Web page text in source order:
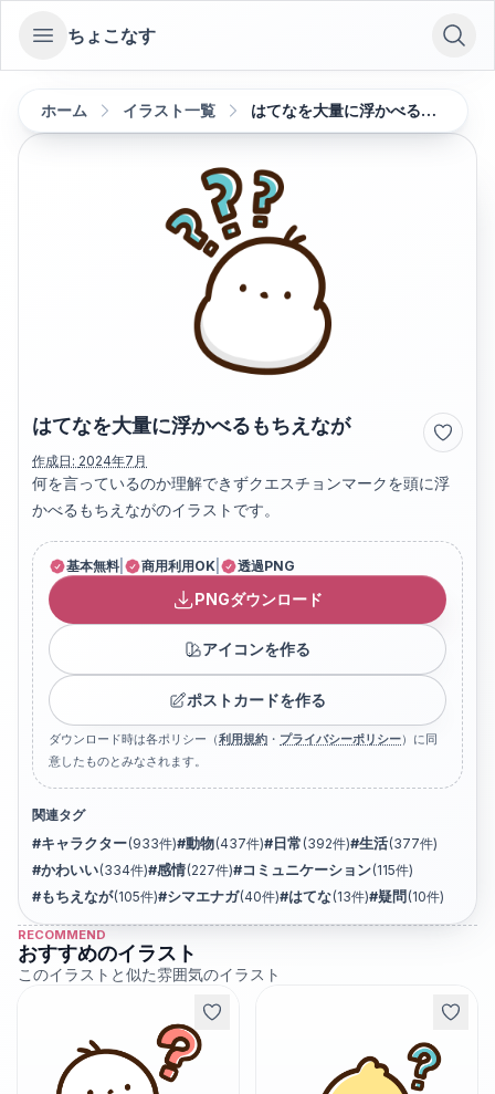
Open sidebar
ちょこなす
ホーム イラスト一覧 はてなを大量に浮かべるもちえなが
はてなを大量に浮かべるもちえなが
作成日: 2024年7月
何を言っているのか理解できずクエスチョンマークを頭に浮
かべるもちえながのイラストです。
基本無料 商用利用OK 透過PNG
PNGダウンロード
アイコンを作る
ポストカードを作る
ダウンロード時は各ポリシー（利用規約 ・ プライバシーポリシー）に同
意したものとみなされます。
関連タグ
#キャラクター(933件)#動物(437件)# 日常 (392件)#生活(377件)
#かわいい(334件)#感情(227件)#コミュニケーション(115件)
#もちえなが(105件)#シマエナガ(40件)#はてな(13件)#疑問 (10件)
RECOMMEND
おすすめのイラスト
このイラストと似た雰囲気のイラスト